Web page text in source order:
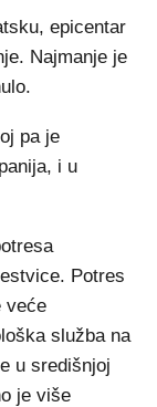
epicentar
Najmanje je
pa je
i u
Potres
veće
služba na
u središnjoj
je više